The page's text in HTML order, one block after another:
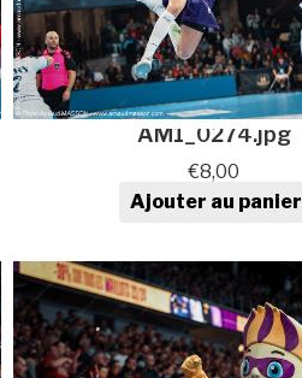
AM1_0274.jpg
€8,00
quantité de Photo
Ajouter au panier